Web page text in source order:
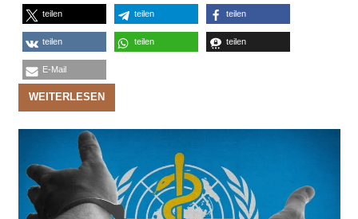
teilen teilen teilen
teilen teilen teilen
E-Mail
WEITERLESEN